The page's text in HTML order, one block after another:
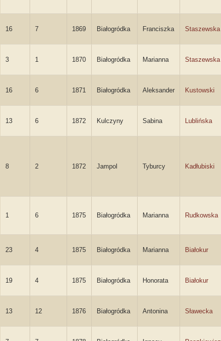
16 7 1869 Białogródka Franciszka Staszewska
3 1 1870 Białogródka Marianna Staszewska
16 6 1871 Białogródka Aleksander Kustowski
13 6 1872 Kulczyny Sabina Lublińska
8 2 1872 Jampol Tyburcy Kadłubiski
1 6 1875 Białogródka Marianna Rudkowska
23 4 1875 Białogródka Marianna Białokur
19 4 1875 Białogródka Honorata Białokur
13 12 1876 Białogródka Antonina Sławecka